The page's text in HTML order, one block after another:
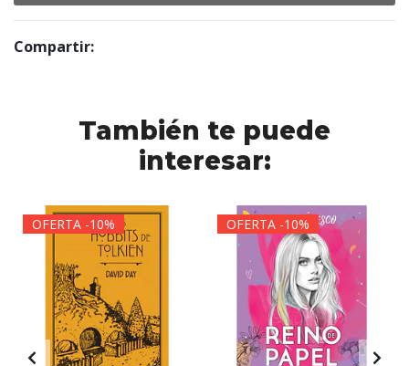
Compartir:
También te puede
interesar:
OFERTA -10% OFERTA -10%